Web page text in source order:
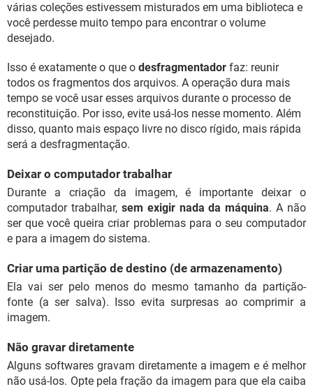
várias coleções estivessem misturados em uma biblioteca e
você perdesse muito tempo para encontrar o volume
desejado.
Isso é exatamente o que o desfragmentador faz: reunir
todos os fragmentos dos arquivos. A operação dura mais
tempo se você usar esses arquivos durante o processo de
reconstituição. Por isso, evite usá-los nesse momento. Além
disso, quanto mais espaço livre no disco rígido, mais rápida
será a desfragmentação.
Deixar o computador trabalhar
Durante a criação da imagem, é importante deixar o
computador trabalhar, sem exigir nada da máquina. A não
ser que você queira criar problemas para o seu computador
e para a imagem do sistema.
Criar uma partição de destino (de armazenamento)
Ela vai ser pelo menos do mesmo tamanho da partição-
fonte (a ser salva). Isso evita surpresas ao comprimir a
imagem.
Não gravar diretamente
Alguns softwares gravam diretamente a imagem e é melhor
não usá-los. Opte pela fração da imagem para que ela caiba